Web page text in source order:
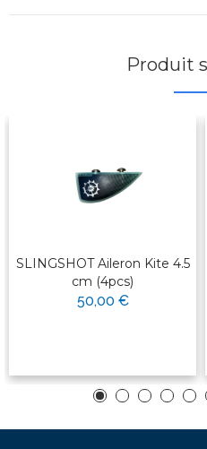
Produit
SLINGSHOT Aileron Kite 4.5
cm (4pcs)
50,00 €